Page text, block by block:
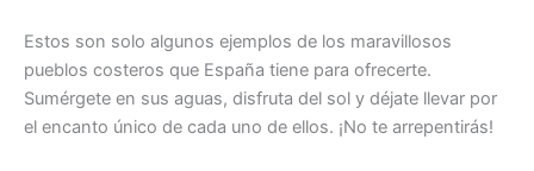
Estos son solo algunos ejemplos de los maravillosos
pueblos costeros que España tiene para ofrecerte.
Sumérgete en sus aguas, disfruta del sol y déjate llevar por
el encanto único de cada uno de ellos. ¡No te arrepentirás!